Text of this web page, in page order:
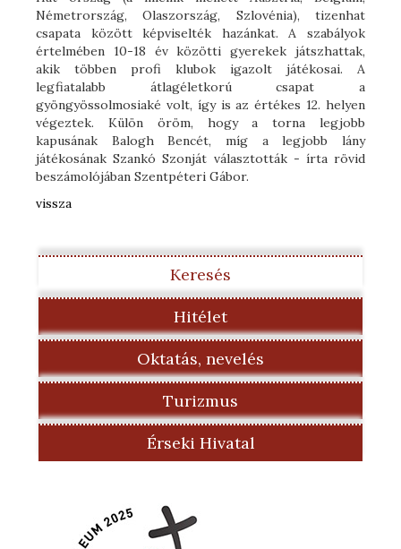
Németrország, Olaszország, Szlovénia), tizenhat
csapata között képviselték hazánkat. A szabályok
értelmében 10-18 év közötti gyerekek játszhattak,
akik többen profi klubok igazolt játékosai. A
legfiatalabb átlagéletkorú csapat a
gyöngyössolmosiaké volt, így is az értékes 12. helyen
végeztek. Külön öröm, hogy a torna legjobb
kapusának Balogh Bencét, míg a legjobb lány
játékosának Szankó Szonját választották - írta rövid
beszámolójában Szentpéteri Gábor.
vissza
Keresés
Hitélet
Oktatás, nevelés
Turizmus
Érseki Hivatal